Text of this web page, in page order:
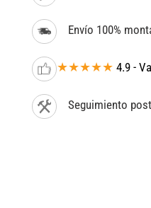
Envío 100%
★★★★★ 4.9 -
Seguimiento